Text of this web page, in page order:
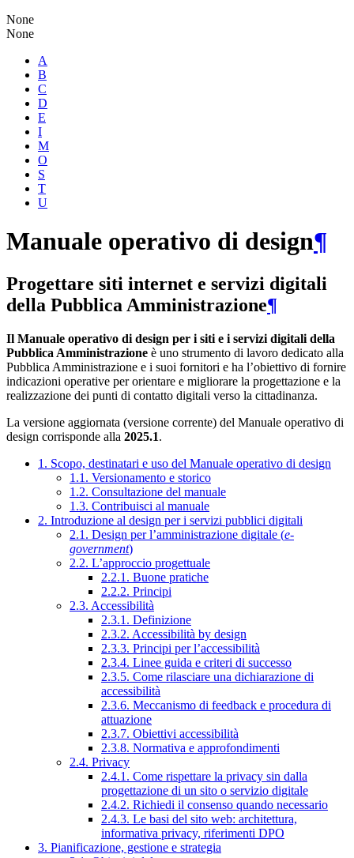
None
None
A
B
C
D
E
I
M
O
S
T
U
Manuale operativo di design¶
Progettare siti internet e servizi digitali
della Pubblica Amministrazione¶
Il Manuale operativo di design per i siti e i servizi digitali della
Pubblica Amministrazione è uno strumento di lavoro dedicato alla
Pubblica Amministrazione e i suoi fornitori e ha l’obiettivo di fornire
indicazioni operative per orientare e migliorare la progettazione e la
realizzazione dei punti di contatto digitali verso la cittadinanza.
La versione aggiornata (versione corrente) del Manuale operativo di
design corrisponde alla 2025.1.
1. Scopo, destinatari e uso del Manuale operativo di design
1.1. Versionamento e storico
1.2. Consultazione del manuale
1.3. Contribuisci al manuale
2. Introduzione al design per i servizi pubblici digitali
2.1. Design per l’amministrazione digitale (e-
government)
2.2. L’approccio progettuale
2.2.1. Buone pratiche
2.2.2. Principi
2.3. Accessibilità
2.3.1. Definizione
2.3.2. Accessibilità by design
2.3.3. Principi per l’accessibilità
2.3.4. Linee guida e criteri di successo
2.3.5. Come rilasciare una dichiarazione di
accessibilità
2.3.6. Meccanismo di feedback e procedura di
attuazione
2.3.7. Obiettivi accessibilità
2.3.8. Normativa e approfondimenti
2.4. Privacy
2.4.1. Come rispettare la privacy sin dalla
progettazione di un sito o servizio digitale
2.4.2. Richiedi il consenso quando necessario
2.4.3. Le basi del sito web: architettura,
informativa privacy, riferimenti DPO
3. Pianificazione, gestione e strategia